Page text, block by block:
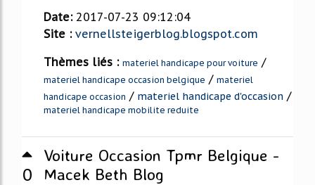
Date: 2017-07-23 09:12:04
Site : vernellsteigerblog.blogspot.com
Thèmes liés : materiel handicape pour voiture /
materiel handicape occasion belgique / materiel
handicape occasion / materiel handicape d'occasion /
materiel handicape mobilite reduite
0
Voiture Occasion Tpmr Belgique -
Macek Beth Blog